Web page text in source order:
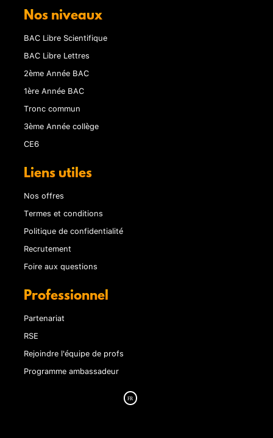
Nos niveaux
BAC Libre Scientifique
BAC Libre Lettres
2ème Année BAC
1ère Année BAC
Tronc commun
3ème Année collège
CE6
Liens utiles
Nos offres
Termes et conditions
Politique de confidentialité
Recrutement
Foire aux questions
Professionnel
Partenariat
RSE
Rejoindre l'équipe de profs
Programme ambassadeur